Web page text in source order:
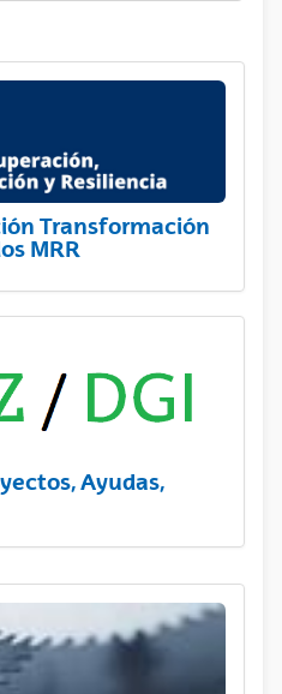
Transformación
MRR
Ayudas,